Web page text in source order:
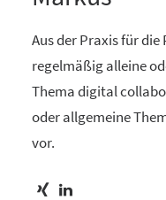
Aus der Praxis für
regelmäßig alleine
Thema digital
oder allgemeine
vor.